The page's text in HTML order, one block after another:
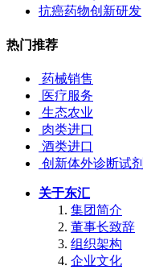
抗癌药物创新研发
热门推荐
药械销售
医疗服务
生态农业
肉类进口
酒类进口
创新体外诊断试剂
关于东汇
集团简介
董事长致辞
组织架构
企业文化